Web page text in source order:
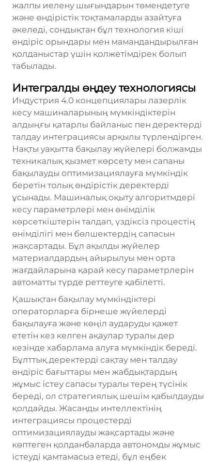
жалпы иелену шығындарын төмендетуге
және өндірістік тоқтамаларды азайтуға
әкеледі, сондықтан бұл технология кіші
өндіріс орындары мен мамандандырылған
қолданыстар үшін қолжетімдірек болып
табылады.
Интегралды өңдеу технологиясы
Индустрия 4.0 концепциялары лазерлік
кесу машиналарының мүмкіндіктерін
алдыңғы қатарлы байланыс пен деректерді
талдау интеграциясы арқылы түрлендірген.
Нақты уақытта бақылау жүйелері болжамды
техникалық қызмет көрсету мен сапаны
бақылауды оптимизациялауға мүмкіндік
беретін толық өндірістік деректерді
ұсынады. Машиналық оқыту алгоритмдері
кесу параметрлері мен өнімділік
көрсеткіштерін талдап, үздіксіз процестің
өнімділігі мен бөлшектердің сапасын
жақсартады. Бұл ақылды жүйелер
материалдардың айырылуы мен орта
жағдайларына қарай кесу параметрлерін
автоматты түрде реттеуге қабілетті.
Қашықтан бақылау мүмкіндіктері
операторларға бірнеше жүйелерді
бақылауға және көңіл аударуды қажет
ететін кез келген ақаулар туралы дер
кезінде хабарлама алуға мүмкіндік береді.
Бұлттық деректерді сақтау мен талдау
өндіріс бағыттары мен жабдықтардың
жұмыс істеу сапасы туралы терең түсінік
береді, ол стратегиялық шешім қабылдауды
қолдайды. Жасанды интеллектінің
интеграциясы процестерді
оптимизациялауды жақсартады және
көптеген қолданбаларда автономды жұмыс
істеуді қамтамасыз етеді, бұл еңбек